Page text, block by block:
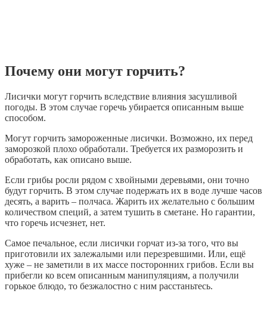
Почему они могут горчить?
Лисички могут горчить вследствие влияния засушливой
погоды. В этом случае горечь убирается описанным выше
способом.
Могут горчить замороженные лисички. Возможно, их перед
заморозкой плохо обработали. Требуется их разморозить и
обработать, как описано выше.
Если грибы росли рядом с хвойными деревьями, они точно
будут горчить. В этом случае подержать их в воде лучше часов
десять, а варить – полчаса. Жарить их желательно с большим
количеством специй, а затем тушить в сметане. Но гарантии,
что горечь исчезнет, нет.
Самое печальное, если лисички горчат из-за того, что вы
приготовили их залежалыми или перезревшими. Или, ещё
хуже – не заметили в их массе посторонних грибов. Если вы
прибегли ко всем описанным манипуляциям, а получили
горькое блюдо, то безжалостно с ним расстаньтесь.